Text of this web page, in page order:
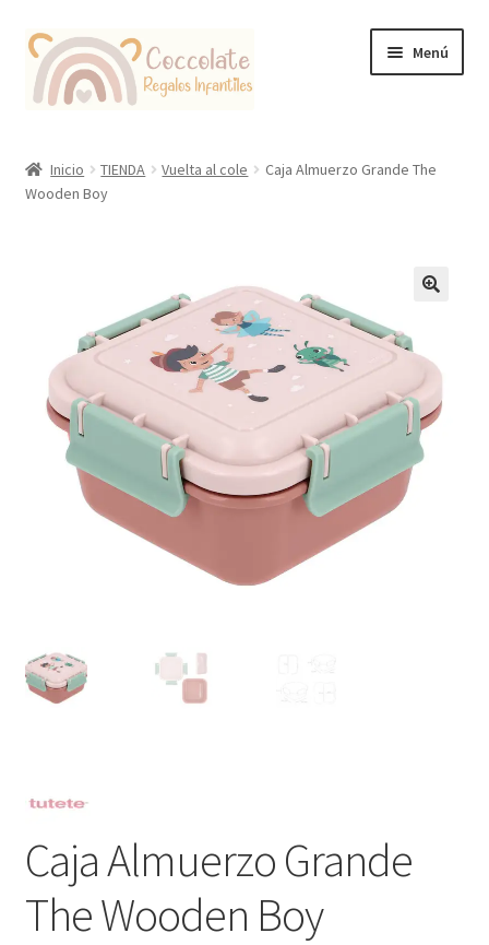
Ir
la
Ir
contenido
Menú
Coccolate Puericultura y Juguetería Educativa
Inicio TIENDA Vuelta al cole
Caja Almuerzo Grande The
Wooden Boy
Caja Almuerzo Grande
The Wooden Boy